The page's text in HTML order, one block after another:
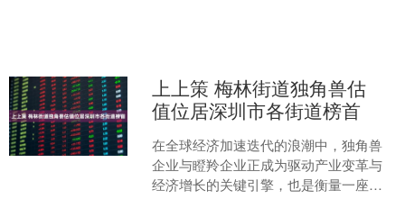
上上策 梅林街道独角兽估
值位居深圳市各街道榜首
在全球经济加速迭代的浪潮中，独角兽
企业与瞪羚企业正成为驱动产业变革与
经济增长的关键引擎，也是衡量一座城